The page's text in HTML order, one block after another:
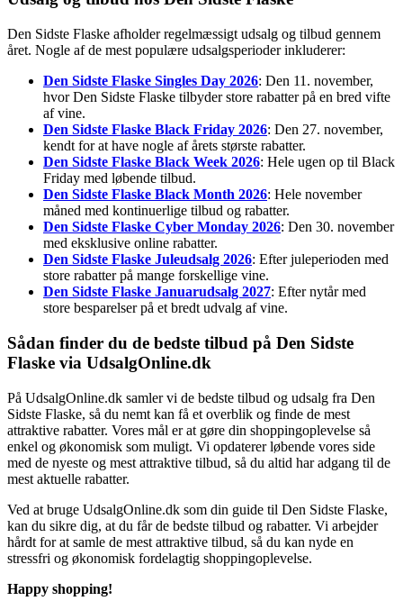
Den Sidste Flaske afholder regelmæssigt udsalg og tilbud gennem
året. Nogle af de mest populære udsalgsperioder inkluderer:
Den Sidste Flaske Singles Day 2026: Den 11. november,
hvor Den Sidste Flaske tilbyder store rabatter på en bred vifte
af vine.
Den Sidste Flaske Black Friday 2026: Den 27. november,
kendt for at have nogle af årets største rabatter.
Den Sidste Flaske Black Week 2026: Hele ugen op til Black
Friday med løbende tilbud.
Den Sidste Flaske Black Month 2026: Hele november
måned med kontinuerlige tilbud og rabatter.
Den Sidste Flaske Cyber Monday 2026: Den 30. november
med eksklusive online rabatter.
Den Sidste Flaske Juleudsalg 2026: Efter juleperioden med
store rabatter på mange forskellige vine.
Den Sidste Flaske Januarudsalg 2027: Efter nytår med
store besparelser på et bredt udvalg af vine.
Sådan finder du de bedste tilbud på Den Sidste
Flaske via UdsalgOnline.dk
På UdsalgOnline.dk samler vi de bedste tilbud og udsalg fra Den
Sidste Flaske, så du nemt kan få et overblik og finde de mest
attraktive rabatter. Vores mål er at gøre din shoppingoplevelse så
enkel og økonomisk som muligt. Vi opdaterer løbende vores side
med de nyeste og mest attraktive tilbud, så du altid har adgang til de
mest aktuelle rabatter.
Ved at bruge UdsalgOnline.dk som din guide til Den Sidste Flaske,
kan du sikre dig, at du får de bedste tilbud og rabatter. Vi arbejder
hårdt for at samle de mest attraktive tilbud, så du kan nyde en
stressfri og økonomisk fordelagtig shoppingoplevelse.
Happy shopping!